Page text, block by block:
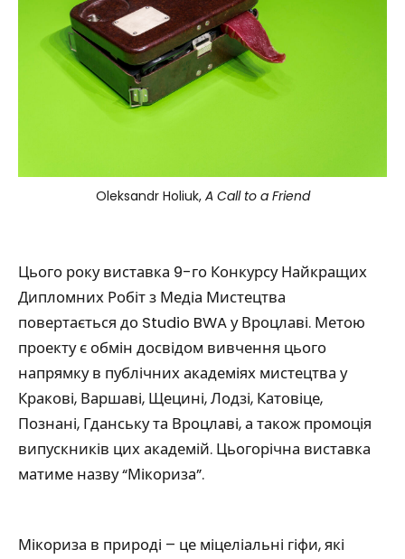
Oleksandr Holiuk, A Call to a Friend
Цього року виставка 9-го Конкурсу Найкращих
Дипломних Робіт з Медіа Мистецтва
повертається до Studio BWA у Вроцлаві. Метою
проекту є обмін досвідом вивчення цього
напрямку в публічних академіях мистецтва у
Кракові, Варшаві, Щецині, Лодзі, Катовіце,
Познані, Гданську та Вроцлаві, а також промоція
випускників цих академій. Цьогорічна виставка
матиме назву “Мікориза”.
Мікориза в природі – це міцеліальні гіфи, які